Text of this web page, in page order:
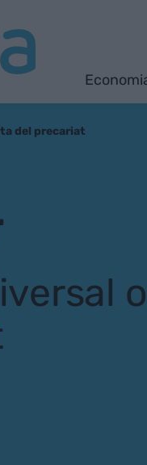
del precariat